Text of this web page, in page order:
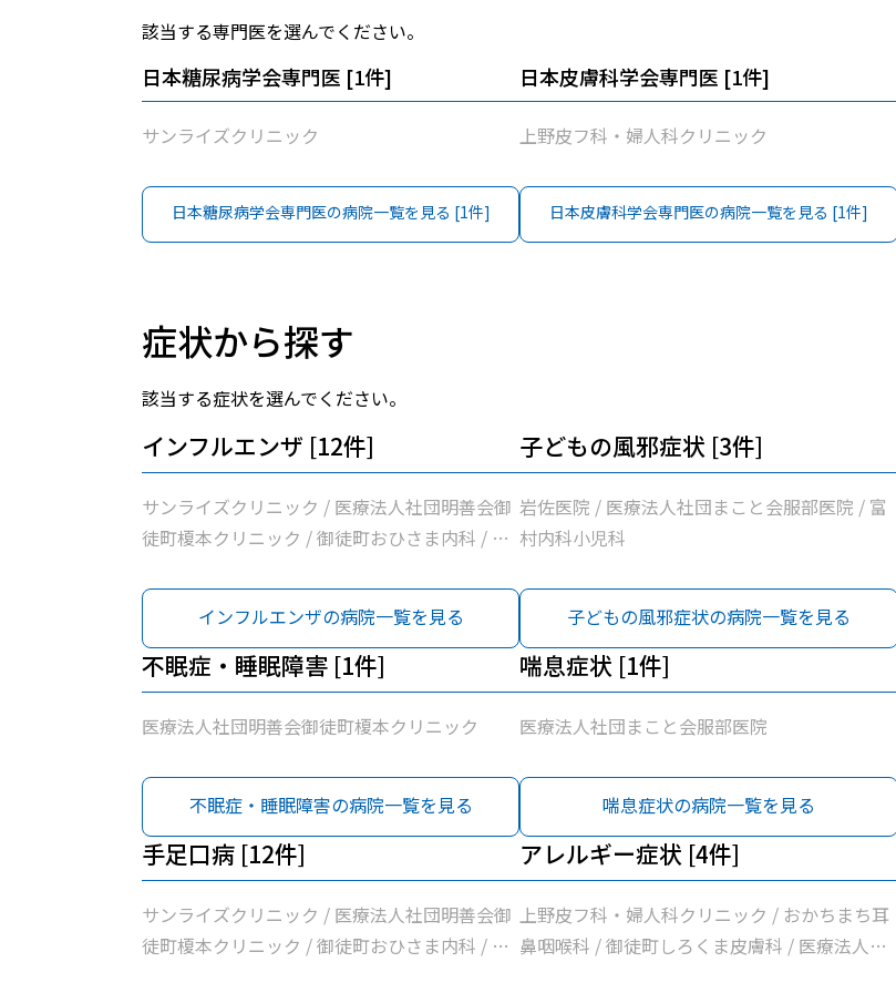
該当する専門医を選んでください。
日本糖尿病学会専門医 [1件]
サンライズクリニック
日本糖尿病学会専門医の病院一覧を見る [1件]
日本皮膚科学会専門医 [1件]
上野皮フ科・婦人科クリニック
日本皮膚科学会専門医の病院一覧を見る [1件]
症状から探す
該当する症状を選んでください。
インフルエンザ [12件]
サンライズクリニック / 医療法人社団明善会御
徒町榎本クリニック / 御徒町おひさま内科 / 岩
医療法人社団まこと会服部医院 / 医療法人社団
曽谷村医院 / 富村内科小児科 / 医療法人社団佐
藤整形外科 / 新見クリニック / 東京保健生活協
同組合蔵前協立診療所 / 医療法人社団雪風会ふ
じ内科
インフルエンザの病院一覧を見る
子どもの風邪症状 [3件]
岩佐医院 / 医療法人社団まこと会服部医院 / 富
村内科小児科
子どもの風邪症状の病院一覧を見る
不眠症・睡眠障害 [1件]
医療法人社団明善会御徒町榎本クリニック
不眠症・睡眠障害の病院一覧を見る
喘息症状 [1件]
医療法人社団まこと会服部医院
喘息症状の病院一覧を見る
手足口病 [12件]
サンライズクリニック / 医療法人社団明善会御
徒町榎本クリニック / 御徒町おひさま内科 / 岩
アレルギー症状 [4件]
上野皮フ科・婦人科クリニック / おかちまち耳
鼻咽喉科 / 御徒町しろくま皮膚科 / 医療法人社